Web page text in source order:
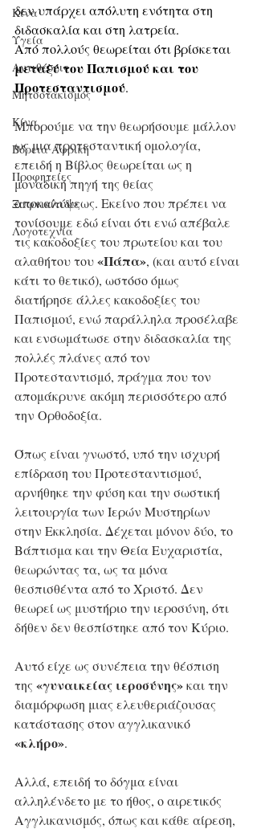
Kίνα
Υγεία
Aντιθέσεις
Μητσοτακισμός
Κίνα
Βόρεια Αφρική
Προφητείες
Ξαφνικίτιδες
Λογοτεχνία
δεν υπάρχει απόλυτη ενότητα στη
διδασκαλία και στη λατρεία.
Από πολλούς θεωρείται ότι βρίσκεται
μεταξύ του Παπισμού και του
Προτεσταντισμού.
Μπορούμε να την θεωρήσουμε μάλλον
ως μια προτεσταντική ομολογία,
επειδή η Βίβλος θεωρείται ως η
μοναδική πηγή της θείας
αποκαλύψεως. Εκείνο που πρέπει να
τονίσουμε εδώ είναι ότι ενώ απέβαλε
τις κακοδοξίες του πρωτείου και του
αλαθήτου του «Πάπα», (και αυτό είναι
κάτι το θετικό), ωστόσο όμως
διατήρησε άλλες κακοδοξίες του
Παπισμού, ενώ παράλληλα προσέλαβε
και ενσωμάτωσε στην διδασκαλία της
πολλές πλάνες από τον
Προτεσταντισμό, πράγμα που τον
απομάκρυνε ακόμη περισσότερο από
την Ορθοδοξία.
Όπως είναι γνωστό, υπό την ισχυρή
επίδραση του Προτεσταντισμού,
αρνήθηκε την φύση και την σωστική
λειτουργία των Ιερών Μυστηρίων
στην Εκκλησία. Δέχεται μόνον δύο, το
Βάπτισμα και την Θεία Ευχαριστία,
θεωρώντας τα, ως τα μόνα
θεσπισθέντα από το Χριστό. Δεν
θεωρεί ως μυστήριο την ιεροσύνη, ότι
δήθεν δεν θεσπίστηκε από τον Κύριο.
Αυτό είχε ως συνέπεια την θέσπιση
της «γυναικείας ιεροσύνης» και την
διαμόρφωση μιας ελευθεριάζουσας
κατάστασης στον αγγλικανικό
«κλήρο».
Αλλά, επειδή το δόγμα είναι
αλληλένδετο με το ήθος, ο αιρετικός
Αγγλικανισμός, όπως και κάθε αίρεση,